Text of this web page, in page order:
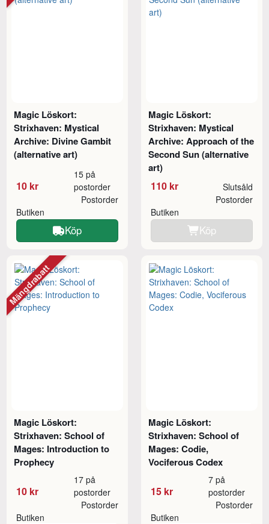
Magic Löskort:
Strixhaven: Mystical
Archive: Divine Gambit
(alternative art)
10 kr
15 på
postorder
Butiken
Postorder
Köp
Magic Löskort:
Strixhaven: Mystical
Archive: Approach of the
Second Sun (alternative
art)
110 kr Slutsåld
Butiken
Postorder
Köp
Magic Löskort:
Strixhaven: School of
Mages: Introduction to
Prophecy
10 kr
17 på
postorder
Butiken
Postorder
Mängdrabatt
Magic Löskort:
Strixhaven: School of
Mages: Codie,
Vociferous Codex
15 kr
7 på
postorder
Butiken
Postorder